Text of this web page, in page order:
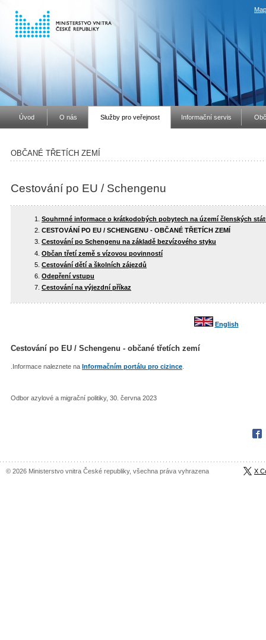
Úvod O nás Služby pro veřejnost Informační servis
OBČANÉ TŘETÍCH ZEMÍ
Cestování po EU / Schengenu
Souhrnné informace o krátkodobých pobytech na území členských
CESTOVÁNÍ PO EU / SCHENGENU - OBČANÉ TŘETÍCH ZEMÍ
Cestování po Schengenu na základě bezvízového styku
Občan třetí země s vízovou povinností
Cestování dětí a školních zájezdů
Odepření vstupu
Cestování na výjezdní příkaz
English
Cestování po EU / Schengenu - občané třetích zemí
.Informace naleznete na Informačním portálu pro cizince
Odbor azylové a migrační politiky, 30. června 2023
© 2026 Ministerstvo vnitra České republiky, všechna práva vyhrazena X